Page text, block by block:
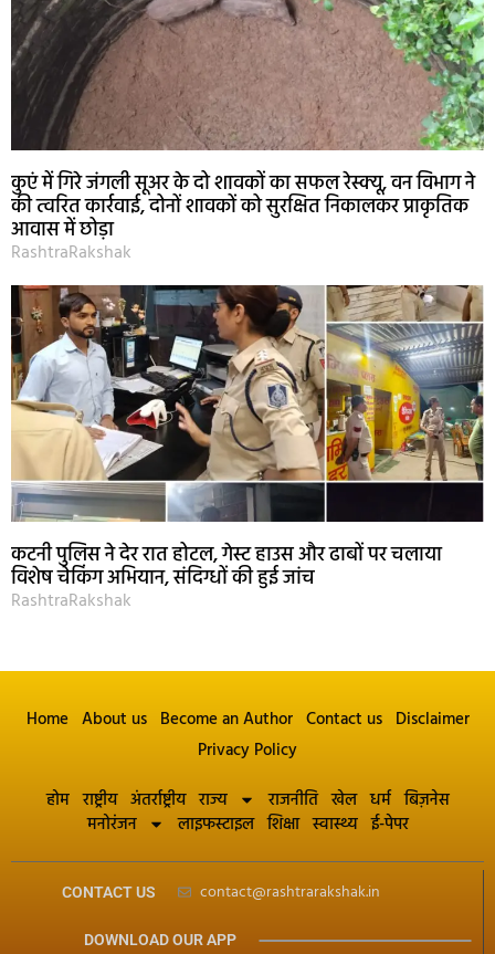
कुएं में गिरे जंगली सूअर के दो शावकों का सफल रेस्क्यू, वन विभाग ने
की त्वरित कार्रवाई, दोनों शावकों को सुरक्षित निकालकर प्राकृतिक
आवास में छोड़ा
RashtraRakshak
कटनी पुलिस ने देर रात होटल, गेस्ट हाउस और ढाबों पर चलाया
विशेष चेकिंग अभियान, संदिग्धों की हुई जांच
RashtraRakshak
Home About us Become an Author Contact us Disclaimer
Privacy Policy
होम राष्ट्रीय अंतर्राष्ट्रीय राज्य राजनीति खेल धर्म बिज़नेस
मनोरंजन
लाइफस्टाइल शिक्षा स्वास्थ्य ई-पेपर
CONTACT US contact@rashtrarakshak.in
DOWNLOAD OUR APP